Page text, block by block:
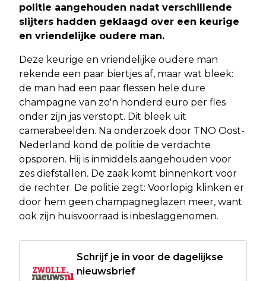
politie aangehouden nadat verschillende
slijters hadden geklaagd over een keurige
en vriendelijke oudere man.
Deze keurige en vriendelijke oudere man
rekende een paar biertjes af, maar wat bleek:
de man had een paar flessen hele dure
champagne van zo'n honderd euro per fles
onder zijn jas verstopt. Dit bleek uit
camerabeelden. Na onderzoek door TNO Oost-
Nederland kond de politie de verdachte
opsporen. Hij is inmiddels aangehouden voor
zes diefstallen. De zaak komt binnenkort voor
de rechter. De politie zegt: Voorlopig klinken er
door hem geen champagneglazen meer, want
ook zijn huisvoorraad is inbeslaggenomen.
Schrijf je in voor de dagelijkse
nieuwsbrief